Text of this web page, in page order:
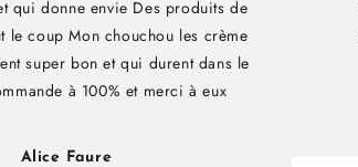
qui donne envie Des produits de
le coup Mon chouchou les crème
super bon et qui durent dans le
à 100% et merci à eux
Alice Faure